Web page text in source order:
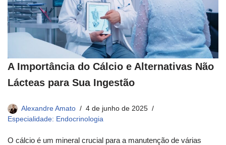
A Importância do Cálcio e Alternativas Não
Lácteas para Sua Ingestão
Alexandre Amato
4 de junho de 2025
Especialidade: Endocrinologia
O cálcio é um mineral crucial para a manutenção de várias